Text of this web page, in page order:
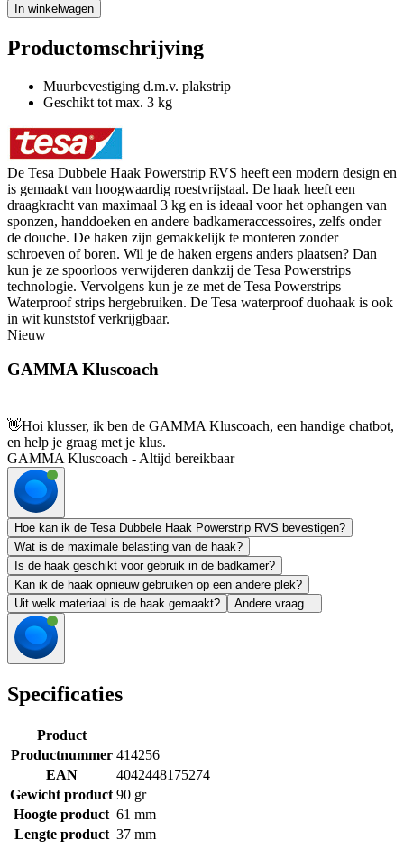
In winkelwagen
Productomschrijving
Muurbevestiging d.m.v. plakstrip
Geschikt tot max. 3 kg
De Tesa Dubbele Haak Powerstrip RVS heeft een modern design en
is gemaakt van hoogwaardig roestvrijstaal. De haak heeft een
draagkracht van maximaal 3 kg en is ideaal voor het ophangen van
sponzen, handdoeken en andere badkameraccessoires, zelfs onder
de douche. De haken zijn gemakkelijk te monteren zonder
schroeven of boren. Wil je de haken ergens anders plaatsen? Dan
kun je ze spoorloos verwijderen dankzij de Tesa Powerstrips
technologie. Vervolgens kun je ze met de Tesa Powerstrips
Waterproof strips hergebruiken. De Tesa waterproof duohaak is ook
in wit kunststof verkrijgbaar.
Nieuw
GAMMA Kluscoach
👋Hoi klusser, ik ben de GAMMA Kluscoach, een handige chatbot,
en help je graag met je klus.
GAMMA Kluscoach - Altijd bereikbaar
Hoe kan ik de Tesa Dubbele Haak Powerstrip RVS bevestigen?
Wat is de maximale belasting van de haak?
Is de haak geschikt voor gebruik in de badkamer?
Kan ik de haak opnieuw gebruiken op een andere plek?
Uit welk materiaal is de haak gemaakt?
Andere vraag...
Specificaties
Product
Productnummer 414256
EAN
4042448175274
Gewicht product 90 gr
Hoogte product 61 mm
Lengte product 37 mm